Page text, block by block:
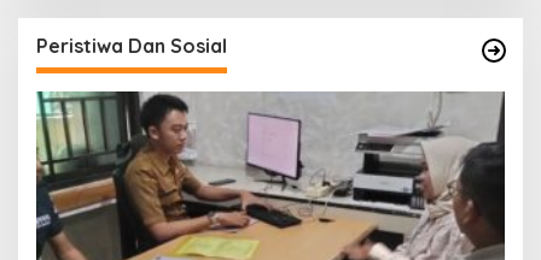
Peristiwa Dan Sosial